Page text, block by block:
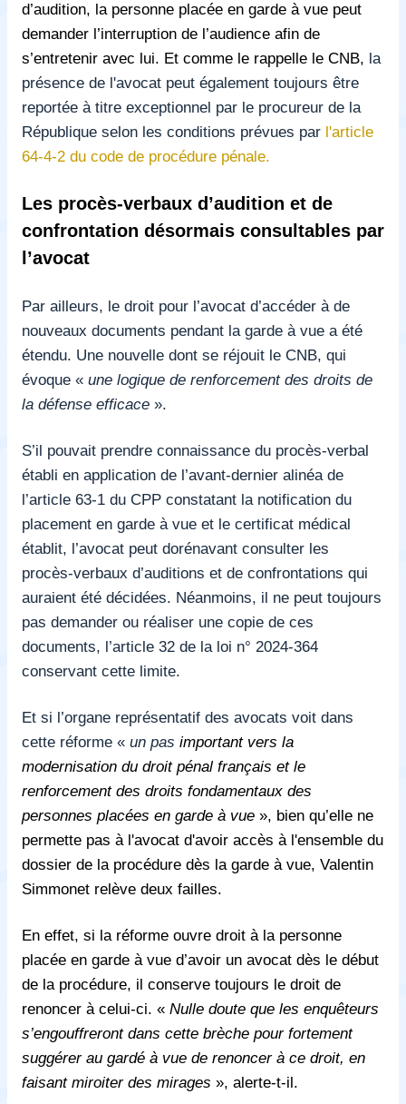
d’audition, la personne placée en garde à vue peut
demander l’interruption de l’audience afin de
s’entretenir avec lui. Et comme le rappelle le CNB, la
présence de l'avocat peut également toujours être
reportée à titre exceptionnel par le procureur de la
République selon les conditions prévues par l'article
64-4-2 du code de procédure pénale.
Les procès-verbaux d’audition et de
confrontation désormais consultables par
l’avocat
Par ailleurs, le droit pour l’avocat d’accéder à de
nouveaux documents pendant la garde à vue a été
étendu. Une nouvelle dont se réjouit le CNB, qui
évoque « une logique de renforcement des droits de
la défense efficace ».
S’il pouvait prendre connaissance du procès-verbal
établi en application de l’avant-dernier alinéa de
l’article 63-1 du CPP constatant la notification du
placement en garde à vue et le certificat médical
établit, l’avocat peut dorénavant consulter les
procès-verbaux d’auditions et de confrontations qui
auraient été décidées. Néanmoins, il ne peut toujours
pas demander ou réaliser une copie de ces
documents, l’article 32 de la loi n° 2024-364
conservant cette limite.
Et si l’organe représentatif des avocats voit dans
cette réforme « un pas important vers la
modernisation du droit pénal français et le
renforcement des droits fondamentaux des
personnes placées en garde à vue », bien qu’elle ne
permette pas à l'avocat d'avoir accès à l'ensemble du
dossier de la procédure dès la garde à vue, Valentin
Simmonet relève deux failles.
En effet, si la réforme ouvre droit à la personne
placée en garde à vue d’avoir un avocat dès le début
de la procédure, il conserve toujours le droit de
renoncer à celui-ci. « Nulle doute que les enquêteurs
s’engouffreront dans cette brèche pour fortement
suggérer au gardé à vue de renoncer à ce droit, en
faisant miroiter des mirages », alerte-t-il.